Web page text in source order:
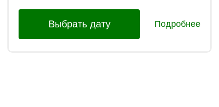
Выбрать дату Подробнее